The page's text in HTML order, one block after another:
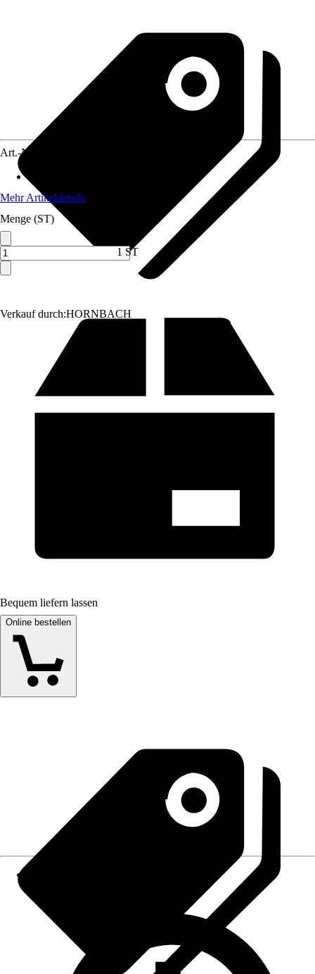
Verkauf durch:HORNBACH
Art.-Nr.
Mehr Artikeldetails
Menge (ST)
1 ST
Bequem liefern lassen
Online bestellen